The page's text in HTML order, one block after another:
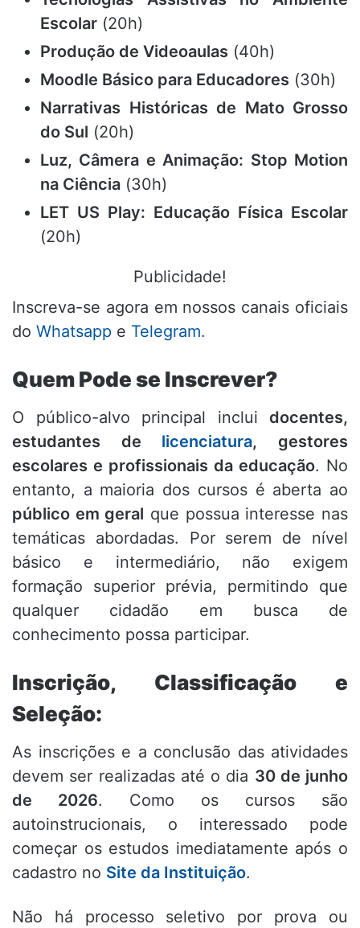
Escolar (20h)
Produção de Videoaulas (40h)
Moodle Básico para Educadores (30h)
Narrativas Históricas de Mato Grosso
do Sul (20h)
Luz, Câmera e Animação: Stop Motion
na Ciência (30h)
LET US Play: Educação Física Escolar
(20h)
Publicidade!
Inscreva-se agora em nossos canais oficiais
do Whatsapp e Telegram.
Quem Pode se Inscrever?
O público-alvo principal inclui docentes,
estudantes de licenciatura, gestores
escolares e profissionais da educação. No
entanto, a maioria dos cursos é aberta ao
público em geral que possua interesse nas
temáticas abordadas. Por serem de nível
básico e intermediário, não exigem
formação superior prévia, permitindo que
qualquer cidadão em busca de
conhecimento possa participar.
Inscrição, Classificação e
Seleção:
As inscrições e a conclusão das atividades
devem ser realizadas até o dia 30 de junho
de 2026. Como os cursos são
autoinstrucionais, o interessado pode
começar os estudos imediatamente após o
cadastro no Site da Instituição.
Não há processo seletivo por prova ou